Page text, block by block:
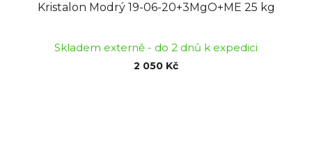
Kristalon Modrý 19-06-20+3MgO+ME 25 kg
Skladem externě - do 2 dnů k expedici
2 050 Kč